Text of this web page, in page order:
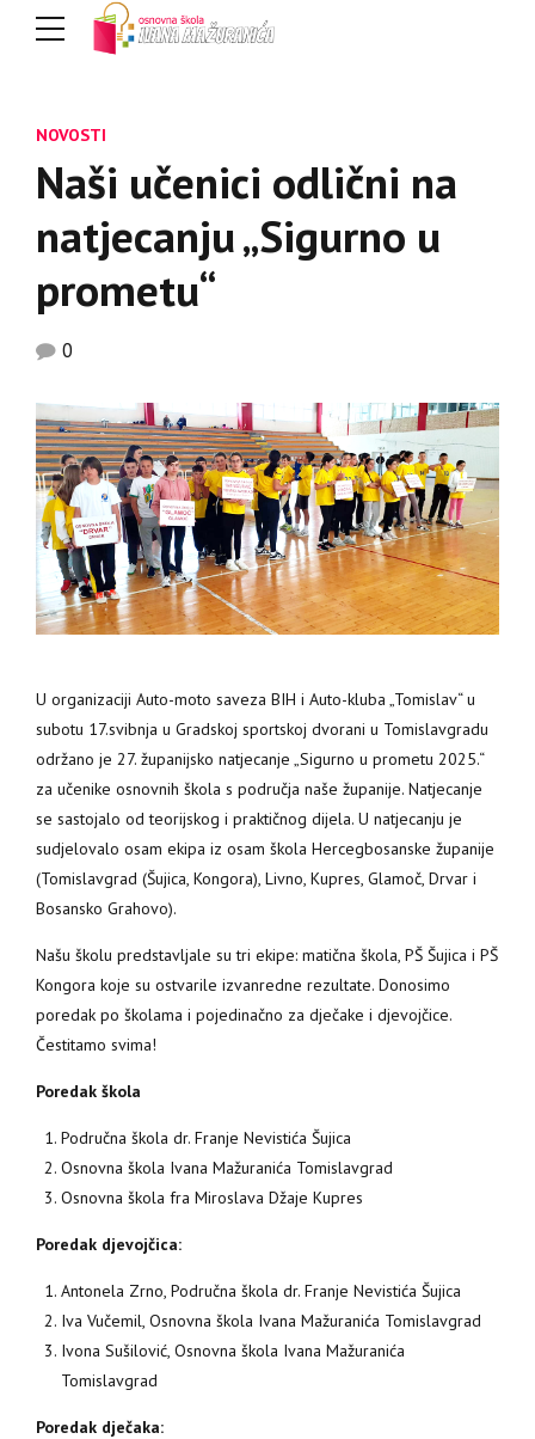
NOVOSTI
Naši učenici odlični na
natjecanju „Sigurno u
prometu“
0
U organizaciji Auto-moto saveza BIH i Auto-kluba „Tomislav“ u
subotu 17.svibnja u Gradskoj sportskoj dvorani u Tomislavgradu
održano je 27. županijsko natjecanje „Sigurno u prometu 2025.“
za učenike osnovnih škola s područja naše županije. Natjecanje
se sastojalo od teorijskog i praktičnog dijela. U natjecanju je
sudjelovalo osam ekipa iz osam škola Hercegbosanske županije
(Tomislavgrad (Šujica, Kongora), Livno, Kupres, Glamoč, Drvar i
Bosansko Grahovo).
Našu školu predstavljale su tri ekipe: matična škola, PŠ Šujica i PŠ
Kongora koje su ostvarile izvanredne rezultate. Donosimo
poredak po školama i pojedinačno za dječake i djevojčice.
Čestitamo svima!
Poredak škola
Područna škola dr. Franje Nevistića Šujica
Osnovna škola Ivana Mažuranića Tomislavgrad
Osnovna škola fra Miroslava Džaje Kupres
Poredak djevojčica:
Antonela Zrno, Područna škola dr. Franje Nevistića Šujica
Iva Vučemil, Osnovna škola Ivana Mažuranića Tomislavgrad
Ivona Sušilović, Osnovna škola Ivana Mažuranića
Tomislavgrad
Poredak dječaka: